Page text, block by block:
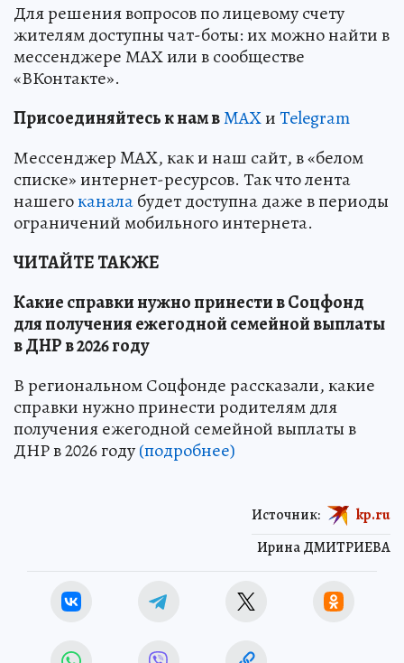
Для решения вопросов по лицевому счету
жителям доступны чат-боты: их можно найти в
мессенджере МАХ или в сообществе
«ВКонтакте».
Присоединяйтесь к нам вMAXиTelegram
Мессенджер MAX, как и наш сайт, в «белом
списке» интернет-ресурсов. Так что лента
нашегоканалабудет доступна даже в периоды
ограничений мобильного интернета.
ЧИТАЙТЕ ТАКЖЕ
Какие справки нужно принести в Соцфонд
для получения ежегодной семейной выплаты
в ДНР в 2026 году
В региональном Соцфонде рассказали, какие
справки нужно принести родителям для
получения ежегодной семейной выплаты в
ДНР в 2026 году(подробнее)
Ирина ДМИТРИЕВА
Источник: kp.ru